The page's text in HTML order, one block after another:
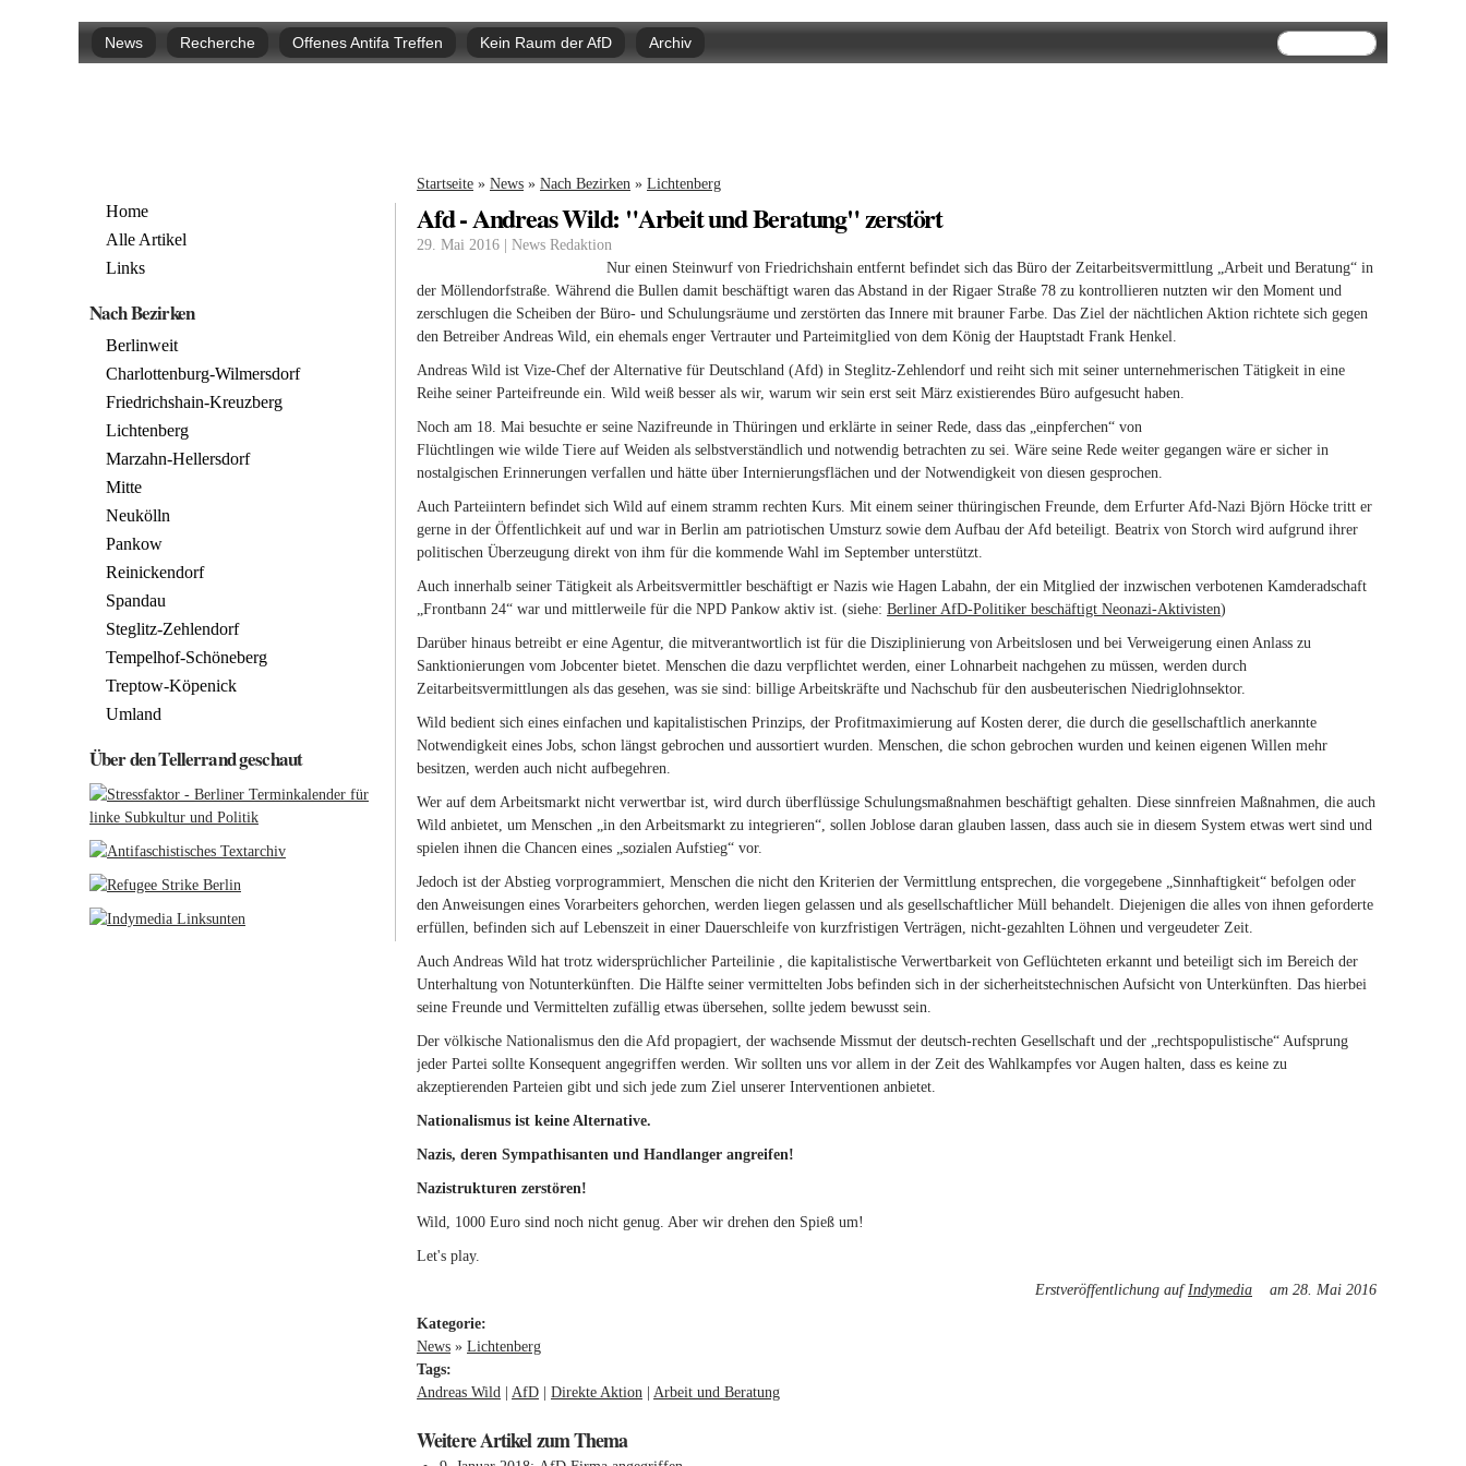
zum
Inhalt
Hauptmenü
News Recherche Offenes Antifa Treffen Kein Raum der AfD Archiv Suchformular
Suche
Sie sind hier
Startseite » News » Nach Bezirken » Lichtenberg
Home
Alle Artikel
Links
Nach Bezirken
Berlinweit
Charlottenburg-Wilmersdorf
Friedrichshain-Kreuzberg
Lichtenberg
Marzahn-Hellersdorf
Mitte
Neukölln
Pankow
Reinickendorf
Spandau
Steglitz-Zehlendorf
Tempelhof-Schöneberg
Treptow-Köpenick
Umland
Über den Tellerrand geschaut
Afd - Andreas Wild: "Arbeit und Beratung" zerstört
29. Mai 2016 | News Redaktion
Nur einen Steinwurf von Friedrichshain entfernt befindet sich das Büro der Zeitarbeitsvermittlung „Arbeit und Beratung“ in
der Möllendorfstraße. Während die Bullen damit beschäftigt waren das Abstand in der Rigaer Straße 78 zu kontrollieren nutzten wir den Moment und
zerschlugen die Scheiben der Büro- und Schulungsräume und zerstörten das Innere mit brauner Farbe. Das Ziel der nächtlichen Aktion richtete sich gegen
den Betreiber Andreas Wild, ein ehemals enger Vertrauter und Parteimitglied von dem König der Hauptstadt Frank Henkel.
Andreas Wild ist Vize-Chef der Alternative für Deutschland (Afd) in Steglitz-Zehlendorf und reiht sich mit seiner unternehmerischen Tätigkeit in eine
Reihe seiner Parteifreunde ein. Wild weiß besser als wir, warum wir sein erst seit März existierendes Büro aufgesucht haben.
Noch am 18. Mai besuchte er seine Nazifreunde in Thüringen und erklärte in seiner Rede, dass das „einpferchen“ von
Flüchtlingen wie wilde Tiere auf Weiden als selbstverständlich und notwendig betrachten zu sei. Wäre seine Rede weiter gegangen wäre er sicher in
nostalgischen Erinnerungen verfallen und hätte über Internierungsflächen und der Notwendigkeit von diesen gesprochen.
Auch Parteiintern befindet sich Wild auf einem stramm rechten Kurs. Mit einem seiner thüringischen Freunde, dem Erfurter Afd-Nazi Björn Höcke tritt er
gerne in der Öffentlichkeit auf und war in Berlin am patriotischen Umsturz sowie dem Aufbau der Afd beteiligt. Beatrix von Storch wird aufgrund ihrer
politischen Überzeugung direkt von ihm für die kommende Wahl im September unterstützt.
Auch innerhalb seiner Tätigkeit als Arbeitsvermittler beschäftigt er Nazis wie Hagen Labahn, der ein Mitglied der inzwischen verbotenen Kamderadschaft
„Frontbann 24“ war und mittlerweile für die NPD Pankow aktiv ist. (siehe: Berliner AfD-Politiker beschäftigt Neonazi-Aktivisten)
Darüber hinaus betreibt er eine Agentur, die mitverantwortlich ist für die Disziplinierung von Arbeitslosen und bei Verweigerung einen Anlass zu
Sanktionierungen vom Jobcenter bietet. Menschen die dazu verpflichtet werden, einer Lohnarbeit nachgehen zu müssen, werden durch
Zeitarbeitsvermittlungen als das gesehen, was sie sind: billige Arbeitskräfte und Nachschub für den ausbeuterischen Niedriglohnsektor.
Wild bedient sich eines einfachen und kapitalistischen Prinzips, der Profitmaximierung auf Kosten derer, die durch die gesellschaftlich anerkannte
Notwendigkeit eines Jobs, schon längst gebrochen und aussortiert wurden. Menschen, die schon gebrochen wurden und keinen eigenen Willen mehr
besitzen, werden auch nicht aufbegehren.
Wer auf dem Arbeitsmarkt nicht verwertbar ist, wird durch überflüssige Schulungsmaßnahmen beschäftigt gehalten. Diese sinnfreien Maßnahmen, die auch
Wild anbietet, um Menschen „in den Arbeitsmarkt zu integrieren“, sollen Joblose daran glauben lassen, dass auch sie in diesem System etwas wert sind und
spielen ihnen die Chancen eines „sozialen Aufstieg“ vor.
Jedoch ist der Abstieg vorprogrammiert, Menschen die nicht den Kriterien der Vermittlung entsprechen, die vorgegebene „Sinnhaftigkeit“ befolgen oder
den Anweisungen eines Vorarbeiters gehorchen, werden liegen gelassen und als gesellschaftlicher Müll behandelt. Diejenigen die alles von ihnen geforderte
erfüllen, befinden sich auf Lebenszeit in einer Dauerschleife von kurzfristigen Verträgen, nicht-gezahlten Löhnen und vergeudeter Zeit.
Auch Andreas Wild hat trotz widersprüchlicher Parteilinie , die kapitalistische Verwertbarkeit von Geflüchteten erkannt und beteiligt sich im Bereich der
Unterhaltung von Notunterkünften. Die Hälfte seiner vermittelten Jobs befinden sich in der sicherheitstechnischen Aufsicht von Unterkünften. Das hierbei
seine Freunde und Vermittelten zufällig etwas übersehen, sollte jedem bewusst sein.
Der völkische Nationalismus den die Afd propagiert, der wachsende Missmut der deutsch-rechten Gesellschaft und der „rechtspopulistische“ Aufsprung
jeder Partei sollte Konsequent angegriffen werden. Wir sollten uns vor allem in der Zeit des Wahlkampfes vor Augen halten, dass es keine zu
akzeptierenden Parteien gibt und sich jede zum Ziel unserer Interventionen anbietet.
Nationalismus ist keine Alternative.
Nazis, deren Sympathisanten und Handlanger angreifen!
Nazistrukturen zerstören!
Wild, 1000 Euro sind noch nicht genug. Aber wir drehen den Spieß um!
Let's play.
Erstveröffentlichung aufIndymedia (link is external)
am 28. Mai 2016
Kategorie:
News » Lichtenberg
Tags:
Andreas Wild
AfD Direkte Aktion Arbeit und Beratung
Weitere Artikel zum Thema